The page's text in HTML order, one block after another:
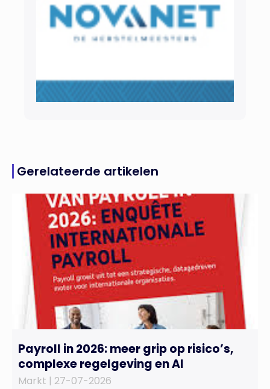
Gerelateerde artikelen
Payroll in 2026: meer grip op risico’s,
complexe regelgeving en AI
Markt | 27-07-2026